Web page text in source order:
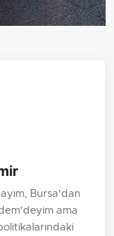
Bursa'dan
ama